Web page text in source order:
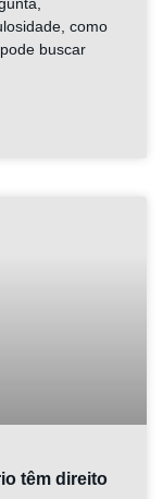
como
buscar
têm direito